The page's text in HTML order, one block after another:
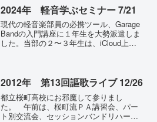
したが、残念ながら選出されませんでし
た...
2024年 軽音学ぶセミナー 7/21
現代の軽音楽部員の必携ツール、Garage
Bandの入門講座に１年生を大勢派遣しま
した。当部の２〜３年生は、iCloud上で
2012年 第13回謳歌ライブ 12/26
都立桜町高校にお邪魔して参りまし
た。 午前は、桜町流ＰＡ講習会、パー
ト別交流会、セッションバンドリハーサ